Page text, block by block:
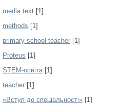
media text [1]
methods [1]
primary school teacher [1]
Proteus [1]
STEM-освіта[1]
teacher [1]
«Вступ до спеціальності» [1]